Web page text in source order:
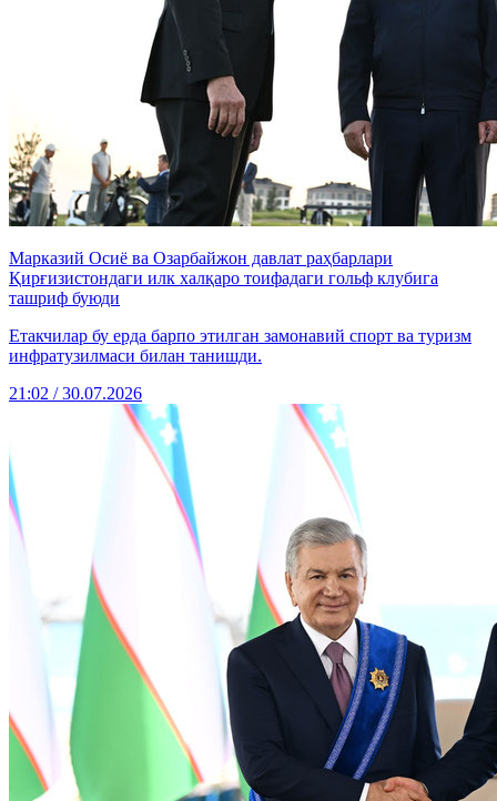
Марказий Осиё ва Озарбайжон давлат раҳбарлари
Қирғизистондаги илк халқаро тоифадаги гольф клубига
ташриф буюди
Етакчилар бу ерда барпо этилган замонавий спорт ва туризм
инфратузилмаси билан танишди.
21:02 / 30.07.2026